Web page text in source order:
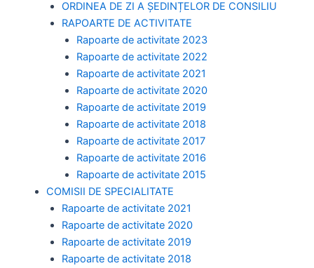
ORDINEA DE ZI A ȘEDINȚELOR DE CONSILIU
RAPOARTE DE ACTIVITATE
Rapoarte de activitate 2023
Rapoarte de activitate 2022
Rapoarte de activitate 2021
Rapoarte de activitate 2020
Rapoarte de activitate 2019
Rapoarte de activitate 2018
Rapoarte de activitate 2017
Rapoarte de activitate 2016
Rapoarte de activitate 2015
COMISII DE SPECIALITATE
Rapoarte de activitate 2021
Rapoarte de activitate 2020
Rapoarte de activitate 2019
Rapoarte de activitate 2018